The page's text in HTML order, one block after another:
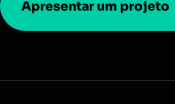
Apresentar um projeto